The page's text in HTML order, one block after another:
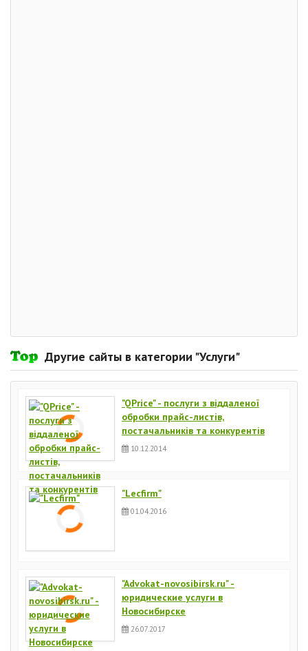
Другие сайты в категории "Услуги"
"QPrice" - послуги з віддаленої
обробки прайс-листів,
постачальників та конкурентів
10.12.2014
"Lecfirm"
01.04.2016
"Advokat-novosibirsk.ru" -
юридические услуги в
Новосибирске
26.07.2017